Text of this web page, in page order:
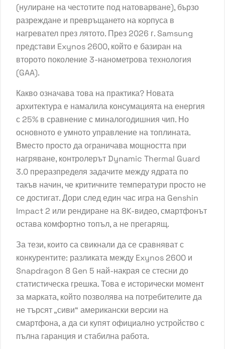
(нулиране на честотите под натоварване), бързо
разреждане и превръщането на корпуса в
нагревател през лятото. През 2026 г. Samsung
представи Exynos 2600, който е базиран на
второто поколение 3-нанометрова технология
(GAA).
Какво означава това на практика? Новата
архитектура е намалила консумацията на енергия
с 25% в сравнение с миналогодишния чип. Но
основното е умното управление на топлината.
Вместо просто да ограничава мощността при
нагряване, контролерът Dynamic Thermal Guard
3.0 преразпределя задачите между ядрата по
такъв начин, че критичните температури просто не
се достигат. Дори след един час игра на Genshin
Impact 2 или рендиране на 8K-видео, смартфонът
остава комфортно топъл, а не прегарящ.
За тези, които са свикнали да се сравняват с
конкурентите: разликата между Exynos 2600 и
Snapdragon 8 Gen 5 най-накрая се стесни до
статистическа грешка. Това е исторически момент
за марката, който позволява на потребителите да
не търсят „сиви“ американски версии на
смартфона, а да си купят официално устройство с
пълна гаранция и стабилна работа.